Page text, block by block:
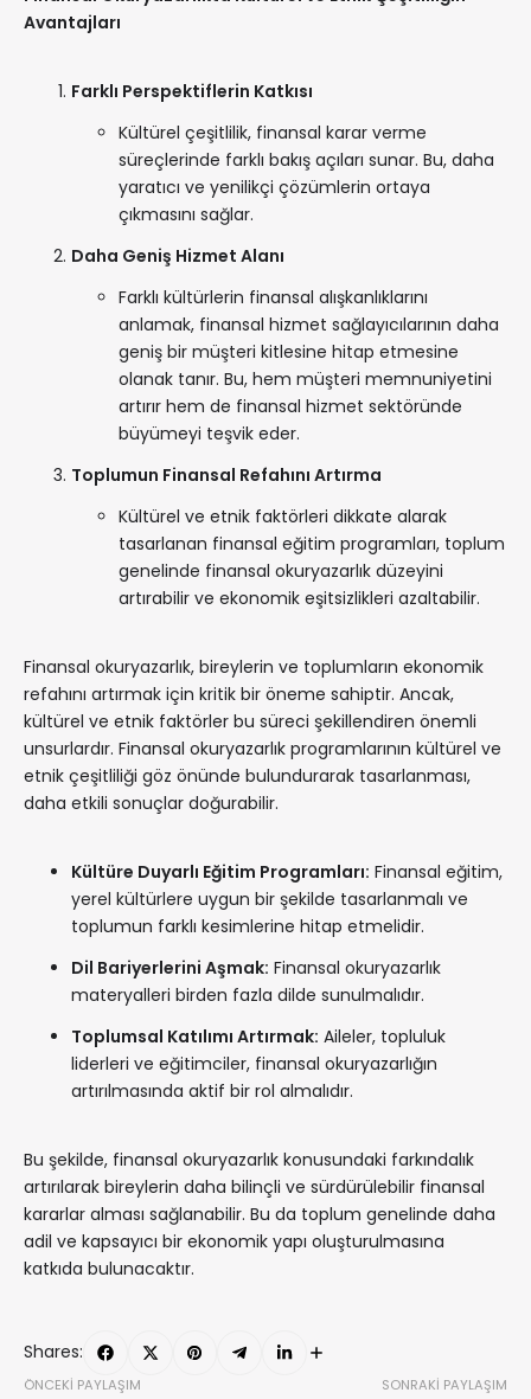
Avantajları
Farklı Perspektiflerin Katkısı
Kültürel çeşitlilik, finansal karar verme
süreçlerinde farklı bakış açıları sunar. Bu, daha
yaratıcı ve yenilikçi çözümlerin ortaya
çıkmasını sağlar.
Daha Geniş Hizmet Alanı
Farklı kültürlerin finansal alışkanlıklarını
anlamak, finansal hizmet sağlayıcılarının daha
geniş bir müşteri kitlesine hitap etmesine
olanak tanır. Bu, hem müşteri memnuniyetini
artırır hem de finansal hizmet sektöründe
büyümeyi teşvik eder.
Toplumun Finansal Refahını Artırma
Kültürel ve etnik faktörleri dikkate alarak
tasarlanan finansal eğitim programları, toplum
genelinde finansal okuryazarlık düzeyini
artırabilir ve ekonomik eşitsizlikleri azaltabilir.
Finansal okuryazarlık, bireylerin ve toplumların ekonomik
refahını artırmak için kritik bir öneme sahiptir. Ancak,
kültürel ve etnik faktörler bu süreci şekillendiren önemli
unsurlardır. Finansal okuryazarlık programlarının kültürel ve
etnik çeşitliliği göz önünde bulundurarak tasarlanması,
daha etkili sonuçlar doğurabilir.
Kültüre Duyarlı Eğitim Programları: Finansal eğitim,
yerel kültürlere uygun bir şekilde tasarlanmalı ve
toplumun farklı kesimlerine hitap etmelidir.
Dil Bariyerlerini Aşmak: Finansal okuryazarlık
materyalleri birden fazla dilde sunulmalıdır.
Toplumsal Katılımı Artırmak: Aileler, topluluk
liderleri ve eğitimciler, finansal okuryazarlığın
artırılmasında aktif bir rol almalıdır.
Bu şekilde, finansal okuryazarlık konusundaki farkındalık
artırılarak bireylerin daha bilinçli ve sürdürülebilir finansal
kararlar alması sağlanabilir. Bu da toplum genelinde daha
adil ve kapsayıcı bir ekonomik yapı oluşturulmasına
katkıda bulunacaktır.
Shares:
ÖNCEKI PAYLAŞIM SONRAKI PAYLAŞIM